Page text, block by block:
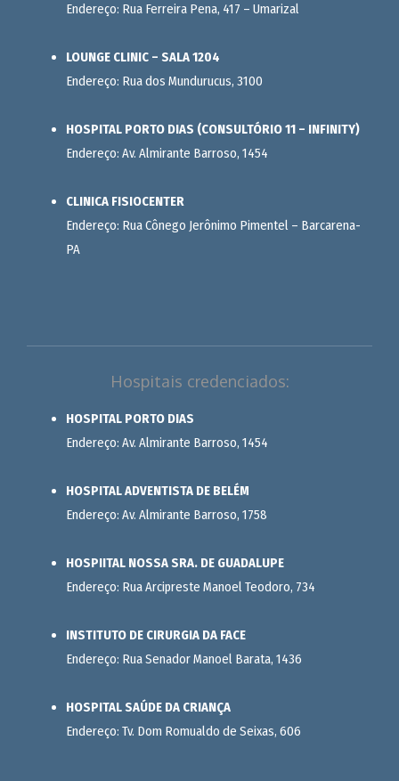
Endereço: Rua Ferreira Pena, 417 – Umarizal
LOUNGE CLINIC – SALA 1204
Endereço: Rua dos Mundurucus, 3100
HOSPITAL PORTO DIAS (CONSULTÓRIO 11 – INFINITY)
Endereço: Av. Almirante Barroso, 1454
CLINICA FISIOCENTER
Endereço: Rua Cônego Jerônimo Pimentel – Barcarena-
PA
Hospitais credenciados:
HOSPITAL PORTO DIAS
Endereço: Av. Almirante Barroso, 1454
HOSPITAL ADVENTISTA DE BELÉM
Endereço: Av. Almirante Barroso, 1758
HOSPIITAL NOSSA SRA. DE GUADALUPE
Endereço: Rua Arcipreste Manoel Teodoro, 734
INSTITUTO DE CIRURGIA DA FACE
Endereço: Rua Senador Manoel Barata, 1436
HOSPITAL SAÚDE DA CRIANÇA
Endereço: Tv. Dom Romualdo de Seixas, 606